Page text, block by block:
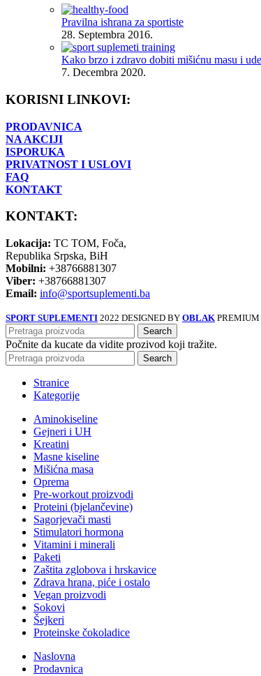
Pravilna ishrana za sportiste
28. Septembra 2016.
Kako brzo i zdravo dobiti mišićnu masu i
7. Decembra 2020.
KORISNI LINKOVI:
PRODAVNICA
NA AKCIJI
ISPORUKA
PRIVATNOST I USLOVI
FAQ
KONTAKT
KONTAKT:
Lokacija: TC TOM, Foča,
Republika Srpska, BiH
Mobilni: +38766881307
Viber: +38766881307
Email: info@sportsuplementi.ba
SPORT SUPLEMENTI 2022 DESIGNED BY OBLAK PREMIUM
Search
Počnite da kucate da vidite prozivod koji tražite.
Search
Stranice
Kategorije
Aminokiseline
Gejneri i UH
Kreatini
Masne kiseline
Mišićna masa
Oprema
Pre-workout proizvodi
Proteini (bjelančevine)
Sagorjevači masti
Stimulatori hormona
Vitamini i minerali
Paketi
Zaštita zglobova i hrskavice
Zdrava hrana, piće i ostalo
Vegan proizvodi
Sokovi
Šejkeri
Proteinske čokoladice
Naslovna
Prodavnica